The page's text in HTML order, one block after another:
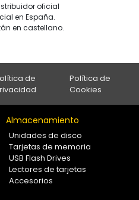
oficial
en España.
en castellano.
de
Política de
Cookies
Almacenamiento
Unidades de disco
Tarjetas de memoria
USB Flash Drives
Lectores de tarjetas
Accesorios